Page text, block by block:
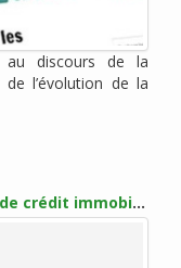
au discours de la
l’évolution de la
Nouvelle chute pour la production de crédit immobilier